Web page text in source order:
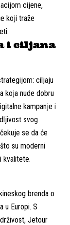
cijene,
koji traže
i ciljana
ciljaju
koja nude dobru
kampanje i
svog
se da će
su moderni
kvalitete.
brenda o
u Europi. S
Jetour